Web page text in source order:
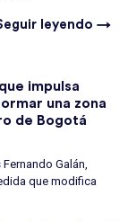
leyendo →
impulsa
una zona
de Bogotá
Galán,
que modifica